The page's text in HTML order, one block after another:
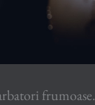
frumoase.